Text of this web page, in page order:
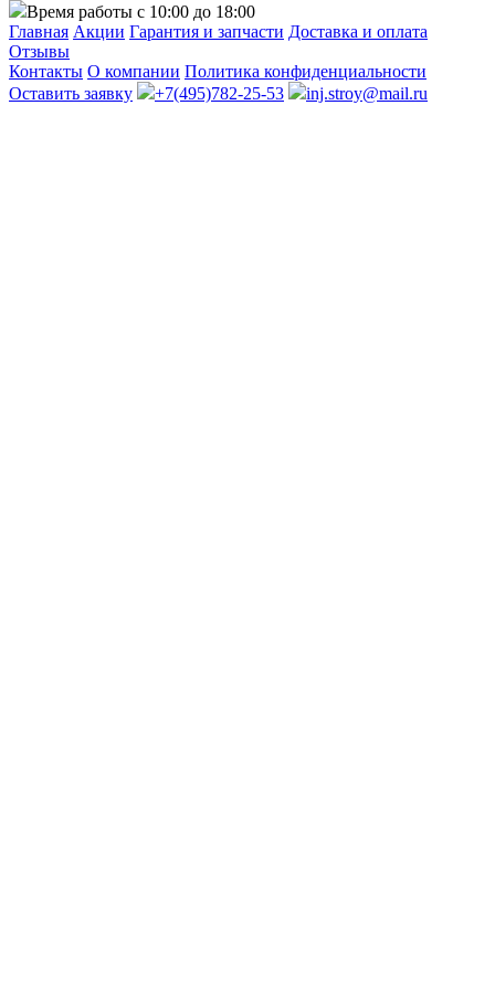
Время работы с 10:00 до 18:00
Главная Акции Гарантия и запчасти Доставка и оплата
Отзывы
Контакты О компании Политика конфиденциальности
Оставить заявку
+7(495)782-25-53 inj.stroy@mail.ru